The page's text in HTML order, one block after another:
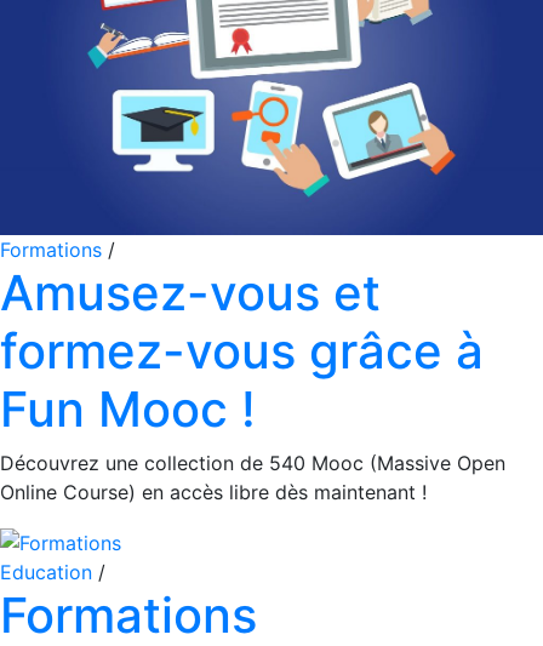
Formations /
Amusez-vous et
formez-vous grâce à
Fun Mooc !
Découvrez une collection de 540 Mooc (Massive Open
Online Course) en accès libre dès maintenant !
Education /
Formations